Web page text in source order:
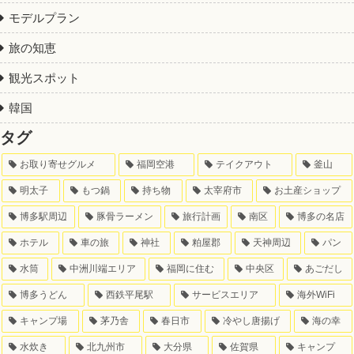
モデルプラン
旅の知恵
観光スポット
韓国
タグ
お取り寄せグルメ 福岡空港 テイクアウト 釜山
明太子 もつ鍋 持ち物 太宰府市 お土産ショップ
博多駅周辺 豚骨ラーメン 旅行計画 南区 博多の名店
ホテル 車の旅 神社 粕屋郡 天神周辺 パン
水筒 中洲川端エリア 福岡に住む 中央区 あごだし
博多うどん 西鉄平尾駅 サービスエリア 海外WiFi
キャンプ場 茅乃舎 春日市 冷やし唐揚げ 海の幸
水炊き 北九州市 大分県 佐賀県 キャンプ